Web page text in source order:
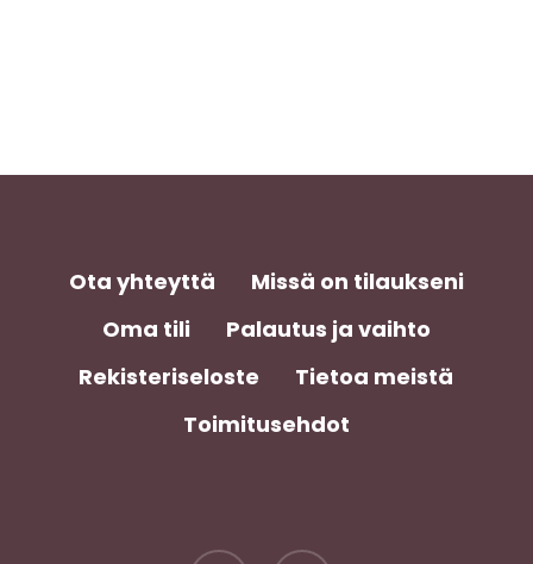
Ota yhteyttä
Missä on tilaukseni
Oma tili
Palautus ja vaihto
Rekisteriseloste
Tietoa meistä
Toimitusehdot